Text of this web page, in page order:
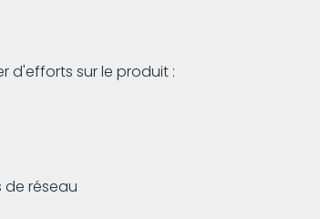
d'efforts sur le produit :
réseau